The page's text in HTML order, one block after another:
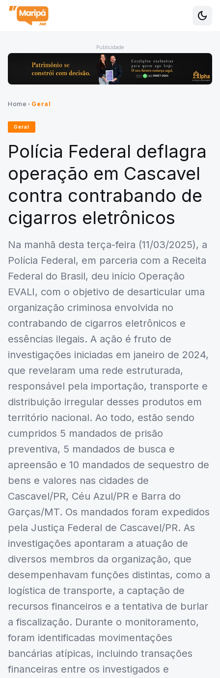
dark_mode
Publicidade
Home chevron_right Geral
Geral
Polícia Federal deflagra
operação em Cascavel
contra contrabando de
cigarros eletrônicos
Na manhã desta terça-feira (11/03/2025), a
Polícia Federal, em parceria com a Receita
Federal do Brasil, deu início Operação
EVALI, com o objetivo de desarticular uma
organização criminosa envolvida no
contrabando de cigarros eletrônicos e
essências ilegais. A ação é fruto de
investigações iniciadas em janeiro de 2024,
que revelaram uma rede estruturada,
responsável pela importação, transporte e
distribuição irregular desses produtos em
território nacional. Ao todo, estão sendo
cumpridos 5 mandados de prisão
preventiva, 5 mandados de busca e
apreensão e 10 mandados de sequestro de
bens e valores nas cidades de
Cascavel/PR, Céu Azul/PR e Barra do
Garças/MT. Os mandados foram expedidos
pela Justiça Federal de Cascavel/PR. As
investigações apontaram a atuação de
diversos membros da organização, que
desempenhavam funções distintas, como a
logística de transporte, a captação de
recursos financeiros e a tentativa de burlar
a fiscalização. Durante o monitoramento,
foram identificadas movimentações
bancárias atípicas, incluindo transações
financeiras entre os investigados e